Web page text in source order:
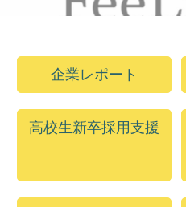
企業レポート
高校生新卒採用支援